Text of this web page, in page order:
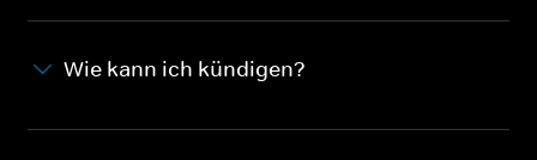
Wie kann ich kündigen?